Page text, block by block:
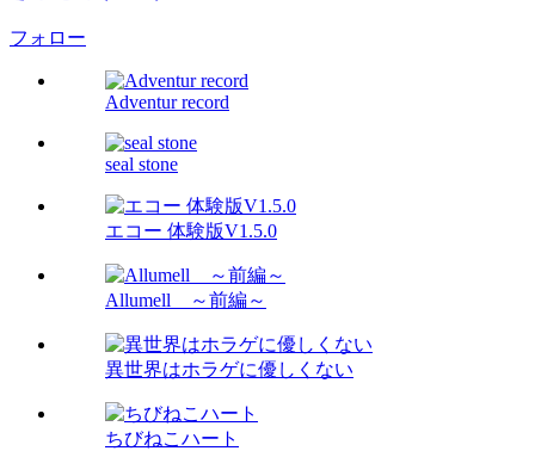
フォロー
Adventur record
seal stone
エコー 体験版V1.5.0
Allumell ～前編～
異世界はホラゲに優しくない
ちびねこハート